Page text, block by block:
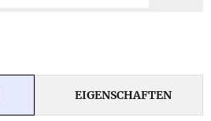
EIGENSCHAFTEN